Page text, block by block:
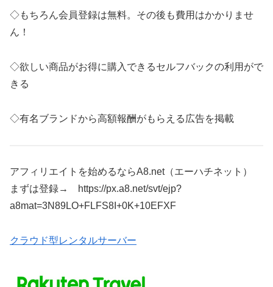
◇もちろん会員登録は無料。その後も費用はかかりませ
ん！
◇欲しい商品がお得に購入できるセルフバックの利用がで
きる
◇有名ブランドから高額報酬がもらえる広告を掲載
アフィリエイトを始めるならA8.net（エーハチネット）
まずは登録→ https://px.a8.net/svt/ejp?
a8mat=3N89LO+FLFS8I+0K+10EFXF
クラウド型レンタルサーバー